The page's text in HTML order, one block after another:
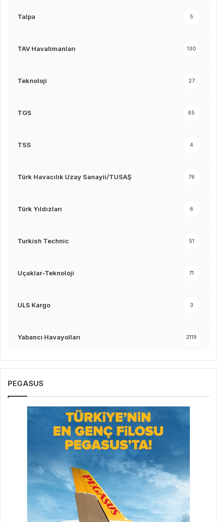
Talpa 5
TAV Havalimanları 130
Teknoloji 27
TGS 65
TSS 4
Türk Havacılık Uzay Sanayii/TUSAŞ 76
Türk Yıldızları 6
Turkish Technic 51
Uçaklar-Teknoloji 71
ULS Kargo 3
Yabancı Havayolları 2119
PEGASUS